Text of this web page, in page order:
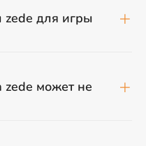
для игры
может не